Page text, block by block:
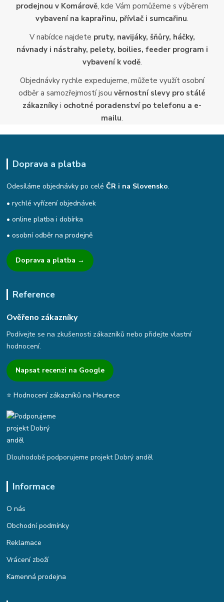
prodejnou v Komárově, kde Vám pomůžeme s výběrem
vybavení na kaprařinu, přívlač i sumcařinu.
V nabídce najdete pruty, navijáky, šňůry, háčky,
návnady i nástrahy, pelety, boilies, feeder program i
vybavení k vodě.
Objednávky rychle expedujeme, můžete využít osobní
odběr a samozřejmostí jsou věrnostní slevy pro stálé
zákazníky i ochotné poradenství po telefonu a e-
mailu.
Doprava a platba
Odesíláme objednávky po celéČR i na Slovensko.
• rychlé vyřízení objednávek
• online platba i dobírka
• osobní odběr na prodejně
Doprava a platba →
Reference
Ověřeno zákazníky
Podívejte se na zkušenosti zákazníků nebo přidejte vlastní
hodnocení.
Napsat recenzi na Google
⭐ Hodnocení zákazníků na Heurece
Dlouhodobě podporujeme projekt Dobrý anděl
Informace
O nás
Obchodní podmínky
Reklamace
Vrácení zboží
Kamenná prodejna